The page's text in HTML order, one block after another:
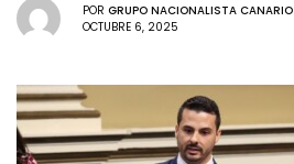
POR GRUPO NACIONALISTA CANARIO
OCTUBRE 6, 2025